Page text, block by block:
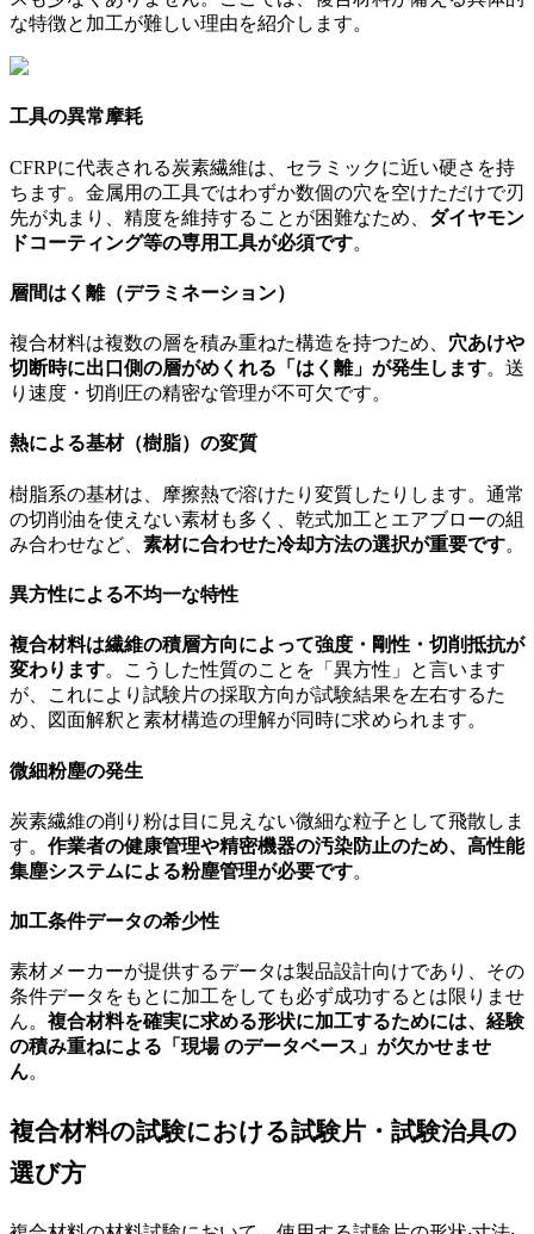
な特徴と加工が難しい理由を紹介します。
工具の異常摩耗
CFRPに代表される炭素繊維は、セラミックに近い硬さを持
ちます。金属用の工具ではわずか数個の穴を空けただけで刃
先が丸まり、精度を維持することが困難なため、 ダイヤモン
ドコーティング等の専用工具が必須です。
層間はく離（デラミネーション）
複合材料は複数の層を積み重ねた構造を持つため、 穴あけや
切断時に出口側の層がめくれる「はく離」が発生します。送
り速度・切削圧の精密な管理が不可欠です。
熱による基材（樹脂）の変質
樹脂系の基材は、摩擦熱で溶けたり変質したりします。通常
の切削油を使えない素材も多く、乾式加工とエアブローの組
み合わせなど、 素材に合わせた冷却方法の選択が重要です。
異方性による不均一な特性
複合材料は繊維の積層方向によって強度・剛性・切削抵抗が
変わります。こうした性質のことを「異方性」と言います
が、これにより試験片の採取方向が試験結果を左右するた
め、図面解釈と素材構造の理解が同時に求められます。
微細粉塵の発生
炭素繊維の削り粉は目に見えない微細な粒子として飛散しま
す。 作業者の健康管理や精密機器の汚染防止のため、高性能
集塵システムによる粉塵管理が必要です。
加工条件データの希少性
素材メーカーが提供するデータは製品設計向けであり、その
条件データをもとに加工をしても必ず成功するとは限りませ
ん。 複合材料を確実に求める形状に加工するためには、経験
の積み重ねによる「現場 のデータベース」が欠かせませ
ん。
複合材料の試験における試験片・試験治具の
選び方